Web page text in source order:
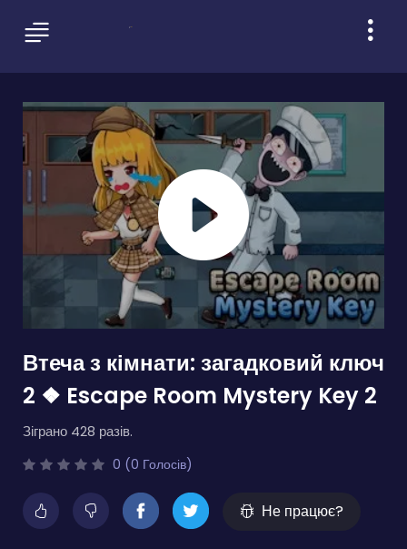
Втеча з кімнати: загадковий ключ
2 ❖ Escape Room Mystery Key 2
Зіграно 428 разів.
0 (0 Голосів)
Не працює?